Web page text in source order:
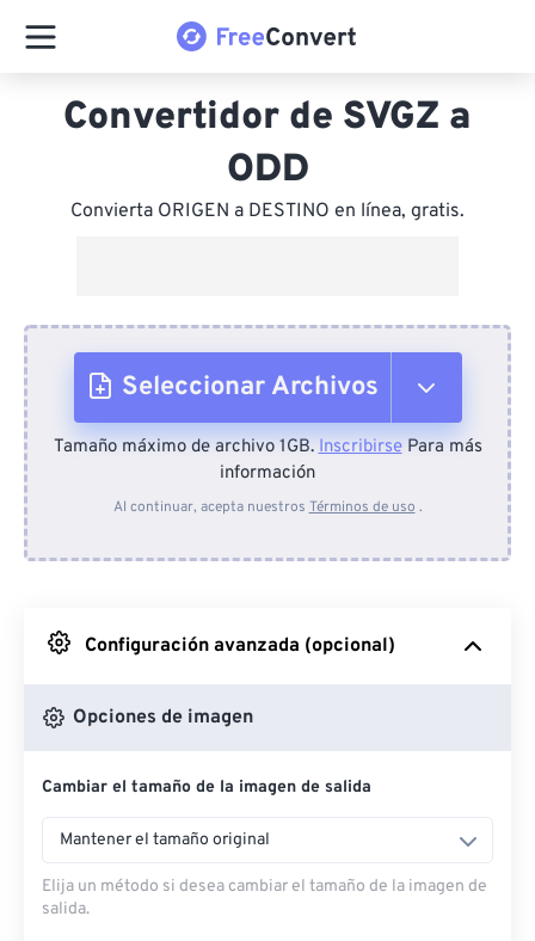
Convertidor de SVGZ a
ODD
Convierta ORIGEN a DESTINO en línea, gratis.
Seleccionar Archivos
Desde el dispositivo
Desde Google Drive
Desde OneDrive
Desde URL
Tamaño máximo de archivo 1GB.InscribirsePara más
información
Al continuar, acepta nuestros Términos de uso .
Configuración avanzada (opcional)
Opciones de imagen
Cambiar el tamaño de la imagen de salida
Mantener el tamaño original
Elija un método si desea cambiar el tamaño de la imagen de
salida.